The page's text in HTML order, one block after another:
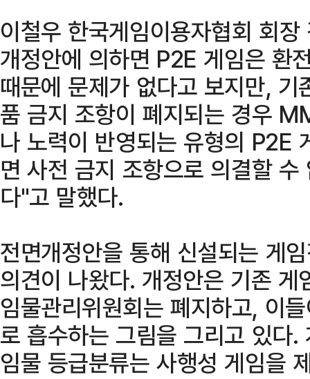
이철우 한국게임이용자협회 회
개정안에 의하면 P2E 게임은 환
때문에 문제가 없다고 보지만,
품 금지 조항이 폐지되는 경우
나 노력이 반영되는 유형의 P2E
면 사전 금지 조항으로 의결할
다"고 말했다.
전면개정안을 통해 신설되는 게
의견이 나왔다. 개정안은 기존
임물관리위원회는 폐지하고, 이
로 흡수하는 그림을 그리고 있다
임물 등급분류는 사행성 게임을